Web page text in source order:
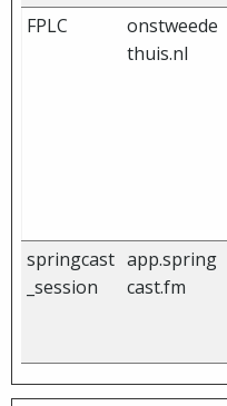
FPLC
onstweede
thuis.nl
springcast
_session
app.spring
cast.fm